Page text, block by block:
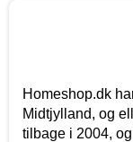
Homeshop.dk
Midtjylland, og
tilbage i 2004,